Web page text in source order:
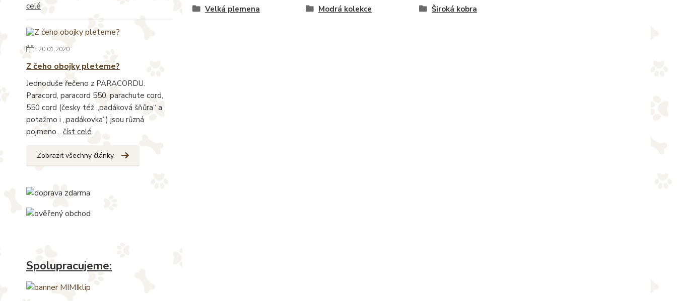
celé
20.01.2020
Z čeho obojky pleteme?
Jednoduše řečeno z PARACORDU.
Paracord, paracord 550, parachute cord,
550 cord (česky též „padáková šňůra“ a
potažmo i „padákovka“) jsou různá
pojmeno... číst celé
Zobrazit všechny články
Spolupracujeme:
Velká plemena
Modrá kolekce Široká kobra